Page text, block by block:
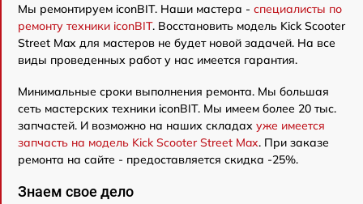
Мы ремонтируем iconBIT. Наши мастера - специалисты по
ремонту техники iconBIT. Восстановить модель Kick Scooter
Street Max для мастеров не будет новой задачей. На все
виды проведенных работ у нас имеется гарантия.
Минимальные сроки выполнения ремонта. Мы большая
сеть мастерских техники iconBIT. Мы имеем более 20 тыс.
запчастей. И возможно на наших складах уже имеется
запчасть на модель Kick Scooter Street Max. При заказе
ремонта на сайте - предоставляется скидка -25%.
Знаем свое дело